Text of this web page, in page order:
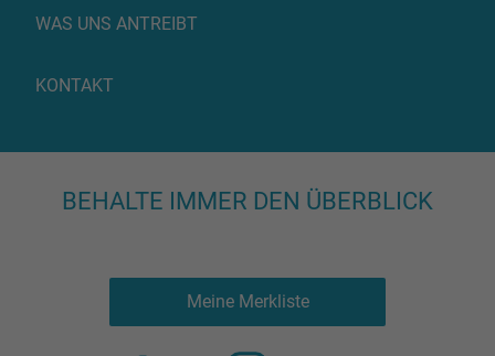
WAS UNS ANTREIBT
KONTAKT
BEHALTE IMMER DEN ÜBERBLICK
Meine Merkliste